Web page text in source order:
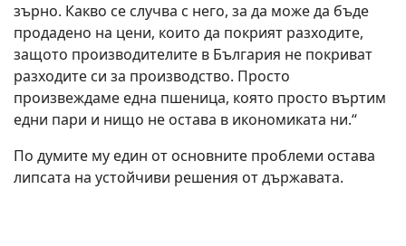
зърно. Какво се случва с него, за да може да бъде
продадено на цени, които да покрият разходите,
защото производителите в България не покриват
разходите си за производство. Просто
произвеждаме една пшеница, която просто въртим
едни пари и нищо не остава в икономиката ни.“
По думите му един от основните проблеми остава
липсата на устойчиви решения от държавата.